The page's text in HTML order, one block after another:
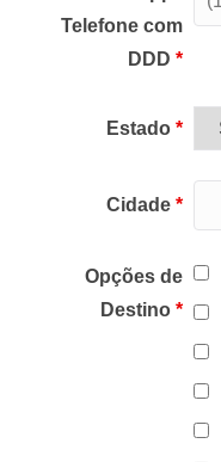
Telefone com
DDD*
Estado*
Cidade*
Opções de
Destino*